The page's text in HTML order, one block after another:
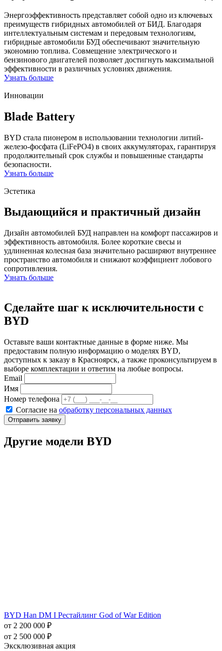
Энергоэффективность представляет собой одно из ключевых
преимуществ гибридных автомобилей от БИД. Благодаря
интеллектуальным системам и передовым технологиям,
гибридные автомобили БУД обеспечивают значительную
экономию топлива. Совмещение электрического и
бензинового двигателей позволяет достигнуть максимальной
эффективности в различных условиях движения.
Узнать больше
Инновации
Blade Battery
BYD стала пионером в использовании технологии литий-
железо-фосфата (LiFePO4) в своих аккумуляторах, гарантируя
продолжительный срок службы и повышенные стандарты
безопасности.
Узнать больше
Эстетика
Выдающийся и практичный дизайн
Дизайн автомобилей БУД направлен на комфорт пассажиров и
эффективность автомобиля. Более короткие свесы и
удлиненная колесная база значительно расширяют внутреннее
пространство автомобиля и снижают коэффициент лобового
сопротивления.
Узнать больше
Сделайте шаг к исключительности с
BYD
Оставьте ваши контактные данные в форме ниже. Мы
предоставим полную информацию о моделях BYD,
доступных к заказу в Красноярск, а также проконсультируем в
выборе комплектации и ответим на любые вопросы.
Email
Имя
Номер телефона
Согласие на обработку персональных данных
Отправить заявку
Другие модели BYD
BYD Han DM I Рестайлинг God of War Edition
от 2 200 000 ₽
от 2 500 000 ₽
Эксклюзивная акция